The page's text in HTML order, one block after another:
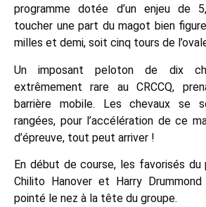
programme dotée d’un enjeu de
toucher une part du magot bien
milles et demi, soit cinq tours de
Un imposant peloton de dix
extrêmement rare au CRCCQ,
barrière mobile. Les chevaux se
rangées, pour l’accélération de ce
d’épreuve, tout peut arriver !
En début de course, les favorisés du
Chilito Hanover et Harry
pointé le nez à la tête du groupe.